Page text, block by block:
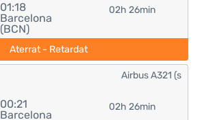
01:18
Barcelona
(BCN)
02h 26min
Aterrat - Retardat
00:21
Barcelona
02h 26min
Airbus A321 (s